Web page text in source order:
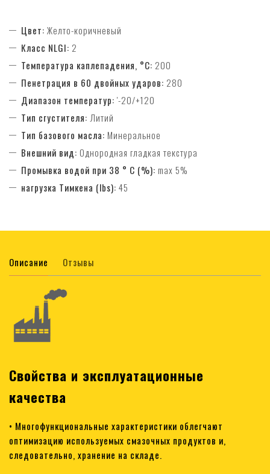
Цвет: Желто-коричневый
Класс NLGI: 2
Температура каплепадения, °C: 200
Пенетрация в 60 двойных ударов: 280
Диапазон температур: '-20/+120
Тип сгустителя: Литий
Тип базового масла: Минеральное
Внешний вид: Однородная гладкая текстура
Промывка водой при 38 ° С (%): max 5%
нагрузка Тимкена (lbs): 45
Описание Отзывы
Свойства и эксплуатационные
качества
• Многофункциональные характеристики облегчают
оптимизацию используемых смазочных продуктов и,
следовательно, хранение на складе.